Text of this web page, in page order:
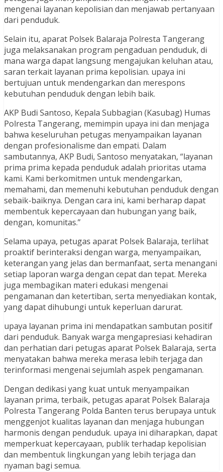
mengenai layanan kepolisian dan menjawab pertanyaan
dari penduduk.
Selain itu, aparat Polsek Balaraja Polresta Tangerang
juga melaksanakan program pengaduan penduduk, di
mana warga dapat langsung mengajukan keluhan atau,
saran terkait layanan prima kepolisian. upaya ini
bertujuan untuk mendengarkan dan merespons
kebutuhan penduduk dengan lebih baik.
AKP Budi Santoso, Kepala Subbagian (Kasubag) Humas
Polresta Tangerang, memimpin upaya ini dan menjaga
bahwa keseluruhan petugas menyampaikan layanan
dengan profesionalisme dan empati. Dalam
sambutannya, AKP Budi, Santoso menyatakan, “layanan
prima prima kepada penduduk adalah prioritas utama
kami. Kami berkomitmen untuk mendengarkan,
memahami, dan memenuhi kebutuhan penduduk dengan
sebaik-baiknya. Dengan cara ini, kami berharap dapat
membentuk kepercayaan dan hubungan yang baik,
dengan, komunitas.”
Selama upaya, petugas aparat Polsek Balaraja, terlihat
proaktif berinteraksi dengan warga, menyampaikan,
keterangan yang jelas dan bermanfaat, serta menangani
setiap laporan warga dengan cepat dan tepat. Mereka
juga membagikan materi edukasi mengenai
pengamanan dan ketertiban, serta menyediakan kontak,
yang dapat dihubungi untuk keperluan darurat.
upaya layanan prima ini mendapatkan sambutan positif
dari penduduk. Banyak warga mengapresiasi kehadiran
dan perhatian dari petugas aparat Polsek Balaraja, serta
menyatakan bahwa mereka merasa lebih terjaga dan
terinformasi mengenai sejumlah aspek pengamanan.
Dengan dedikasi yang kuat untuk menyampaikan
layanan prima, terbaik, petugas aparat Polsek Balaraja
Polresta Tangerang Polda Banten terus berupaya untuk
menggenjot kualitas layanan dan menjaga hubungan
harmonis dengan penduduk. upaya ini diharapkan, dapat
memperkuat kepercayaan, publik terhadap kepolisian
dan membentuk lingkungan yang lebih terjaga dan
nyaman bagi semua.